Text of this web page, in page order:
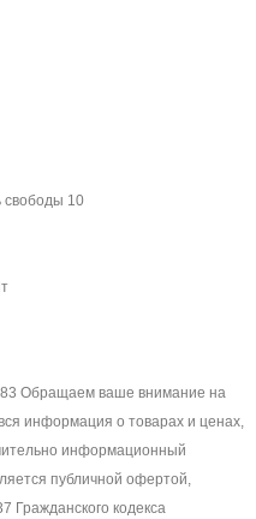
свободы 10
Обращаем ваше внимание на
информация о товарах и ценах,
информационный
публичной офертой,
Гражданского кодекса